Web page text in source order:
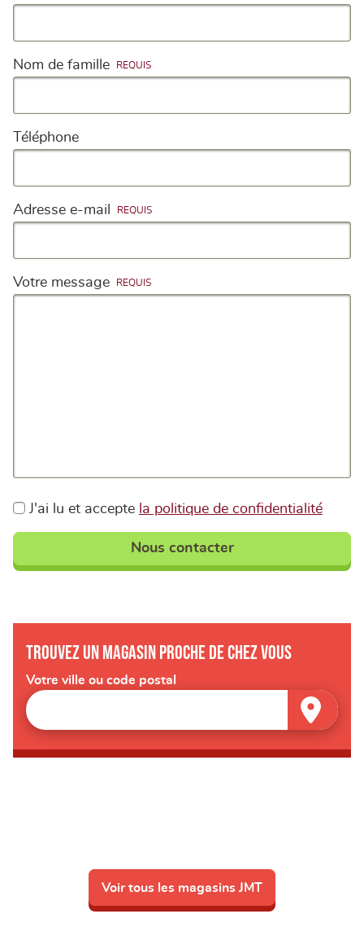
Nom de famille
Téléphone
Adresse e-mail
Votre message
J'ai lu et accepte la politique de confidentialité
Nous contacter
Trouvez un magasin proche de chez vous
Votre ville ou code postal
Voir tous les magasins JMT